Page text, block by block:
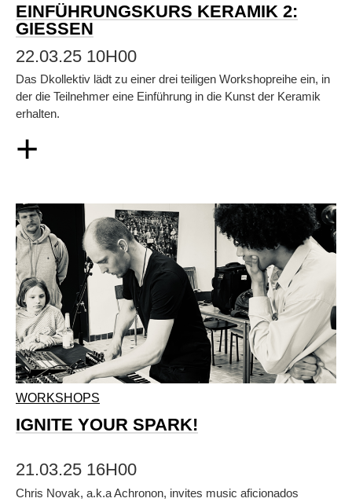
EINFÜHRUNGSKURS KERAMIK 2:
GIESSEN
22.03.25 10H00
Das Dkollektiv lädt zu einer drei teiligen Workshopreihe ein, in
der die Teilnehmer eine Einführung in die Kunst der Keramik
erhalten.
+
WORKSHOPS
IGNITE YOUR SPARK!
21.03.25 16H00
Chris Novak, a.k.a Achronon, invites music aficionados